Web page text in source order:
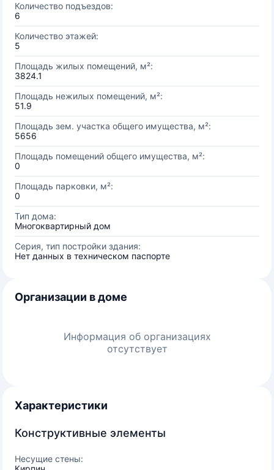
Количество подъездов:
6
Количество этажей:
5
Площадь жилых помещений, м²:
3824.1
Площадь нежилых помещений, м²:
51.9
Площадь зем. участка общего имущества, м²:
5656
Площадь помещений общего имущества, м²:
0
Площадь парковки, м²:
0
Тип дома:
Многоквартирный дом
Серия, тип постройки здания:
Нет данных в техническом паспорте
Организации в доме
Информация об организациях
отсутствует
Характеристики
Конструктивные элементы
Несущие стены: